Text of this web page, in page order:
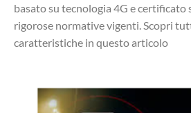
basato su tecnologia 4G e certificato
rigorose normative vigenti. Scopri
caratteristiche in questo articolo